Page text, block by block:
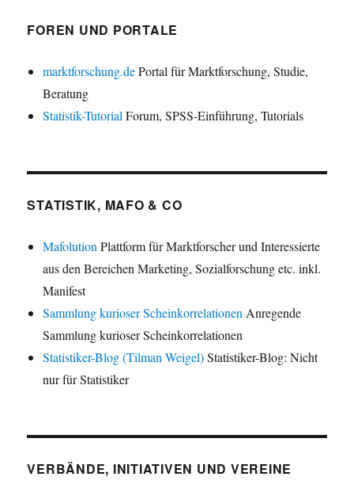
FOREN UND PORTALE
marktforschung.dePortal für Marktforschung, Studie,
Beratung
Statistik-Tutorial Forum, SPSS-Einführung, Tutorials
STATISTIK, MAFO & CO
Mafolution Plattform für Marktforscher und Interessierte
aus den Bereichen Marketing, Sozialforschung etc. inkl.
Manifest
Sammlung kurioser Scheinkorrelationen Anregende
Sammlung kurioser Scheinkorrelationen
Statistiker-Blog (Tilman Weigel)Statistiker-Blog: Nicht
nur für Statistiker
VERBÄNDE, INITIATIVEN UND VEREINE